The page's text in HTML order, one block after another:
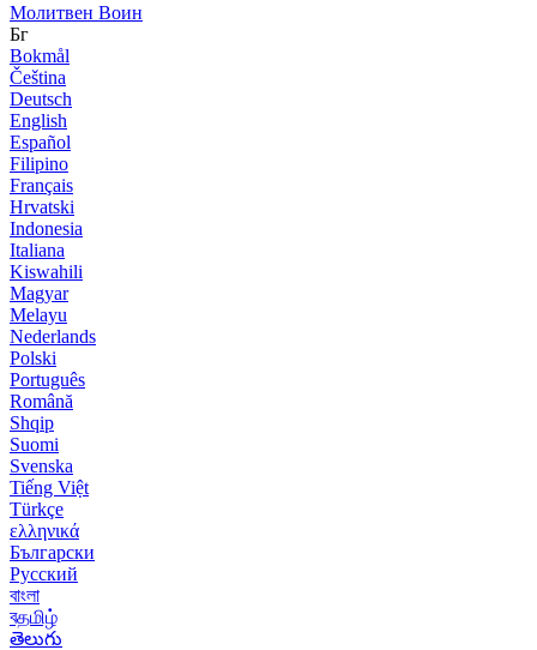
Молитвен Воин
Бг
Bokmål
Čeština
Deutsch
English
Español
Filipino
Français
Hrvatski
Indonesia
Italiana
Kiswahili
Magyar
Melayu
Nederlands
Polski
Português
Română
Shqip
Suomi
Svenska
Tiếng Việt
Türkçe
ελληνικά
Български
Русский
বাংলা
বதமிழ்
తెలుగు